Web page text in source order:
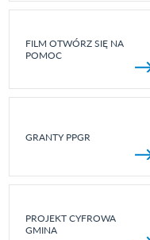
FILM OTWÓRZ SIĘ NA
POMOC
GRANTY PPGR
PROJEKT CYFROWA
GMINA